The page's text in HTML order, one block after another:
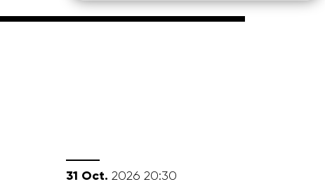
31 octobre
Oct. 2026 20:30